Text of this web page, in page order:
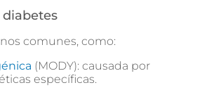
diabetes
comunes, como:
(MODY): causada por
específicas.